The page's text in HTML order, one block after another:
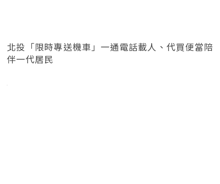
北投「限時專送機車」一通電話載人、代買便當陪
伴一代居民